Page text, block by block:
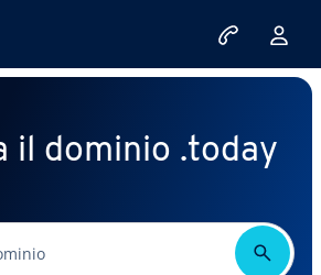
il dominio .today